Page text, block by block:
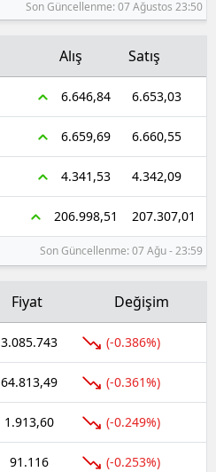
Son Güncellenme: 07 Ağustos 23:50
Alış Satış
6.646,84 6.653,03
6.659,69 6.660,55
4.341,53 4.342,09
206.998,51 207.307,01
Son Güncellenme: 07 Ağu - 23:59
Fiyat Değişim
3.085.743 (-0.386%)
64.813,49 (-0.361%)
1.913,60 (-0.249%)
91.116 (-0.253%)